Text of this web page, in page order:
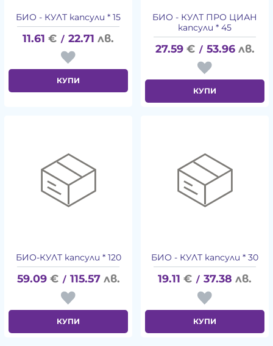
БИО - КУЛТ капсули * 15
11.61 € / 22.71 лв.
КУПИ
БИО - КУЛТ ПРО ЦИАН
капсули * 45
27.59 € / 53.96 лв.
КУПИ
БИО-КУЛТ капсули * 120
59.09 € / 115.57 лв.
КУПИ
БИО - КУЛТ капсули * 30
19.11 € / 37.38 лв.
КУПИ